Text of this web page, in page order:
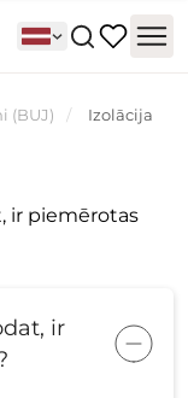
(BUJ) Izolācija
ir piemērotas
ir